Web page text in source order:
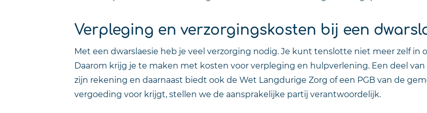
Verpleging en verzorgingskosten bij een
Met een dwarslaesie heb je veel verzorging nodig. Je kunt tenslotte niet meer zelf in
Daarom krijg je te maken met kosten voor verpleging en hulpverlening. Een deel
zijn rekening en daarnaast biedt ook de Wet Langdurige Zorg of een PGB van de
vergoeding voor krijgt, stellen we de aansprakelijke partij verantwoordelijk.